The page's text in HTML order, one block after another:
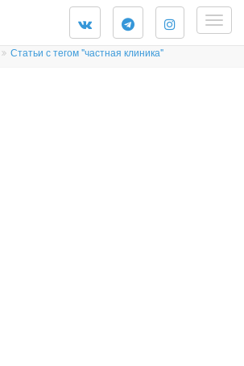
Статьи с тегом "частная клиника"